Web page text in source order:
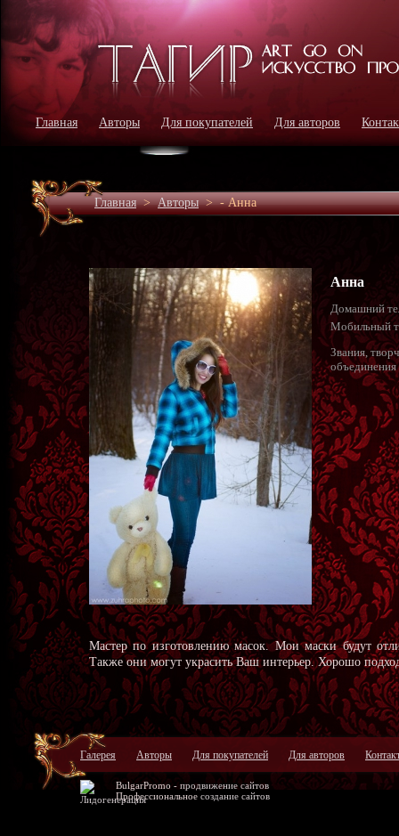
Главная Авторы Для покупателей Для авторов
Главная>Авторы>- Анна
Анна
Домашний
Мобильный
Звания,
объединения
Мастер по изготовлению масок. Мои маски будут
Также они могут украсить Ваш интерьер. Хорошо
Галерея Авторы Для покупателей Для авторов
BulgarPromo - продвижение сайтов
Профессиональное создание сайтов